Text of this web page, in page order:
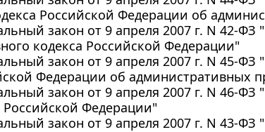
Российской Федерации об
закон от 9 апреля 2007 г. N 42-
кодекса Российской Федерации"
закон от 9 апреля 2007 г. N 45-
Федерации об административных
закон от 9 апреля 2007 г. N 46-
Российской Федерации"
закон от 9 апреля 2007 г. N 43-